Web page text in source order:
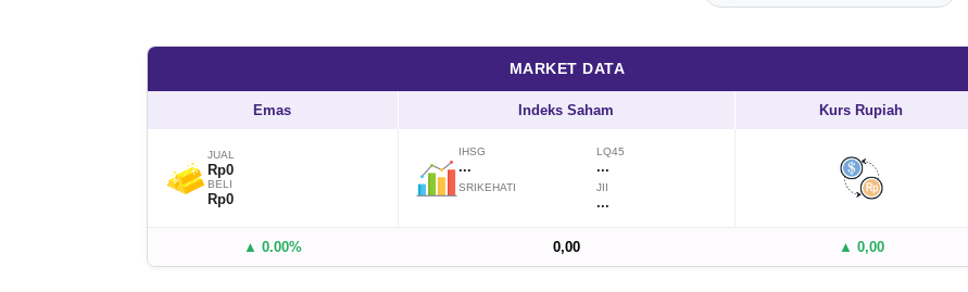
MARKET DATA
Emas Indeks Saham Kurs Rupiah
JUAL
Rp0
BELI
Rp0
IHSG
...
LQ45
...
SRIKEHATI JII
...
▲ 0.00% 0,00 ▲ 0,00